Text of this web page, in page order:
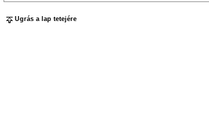
Ugrás a lap tetejére